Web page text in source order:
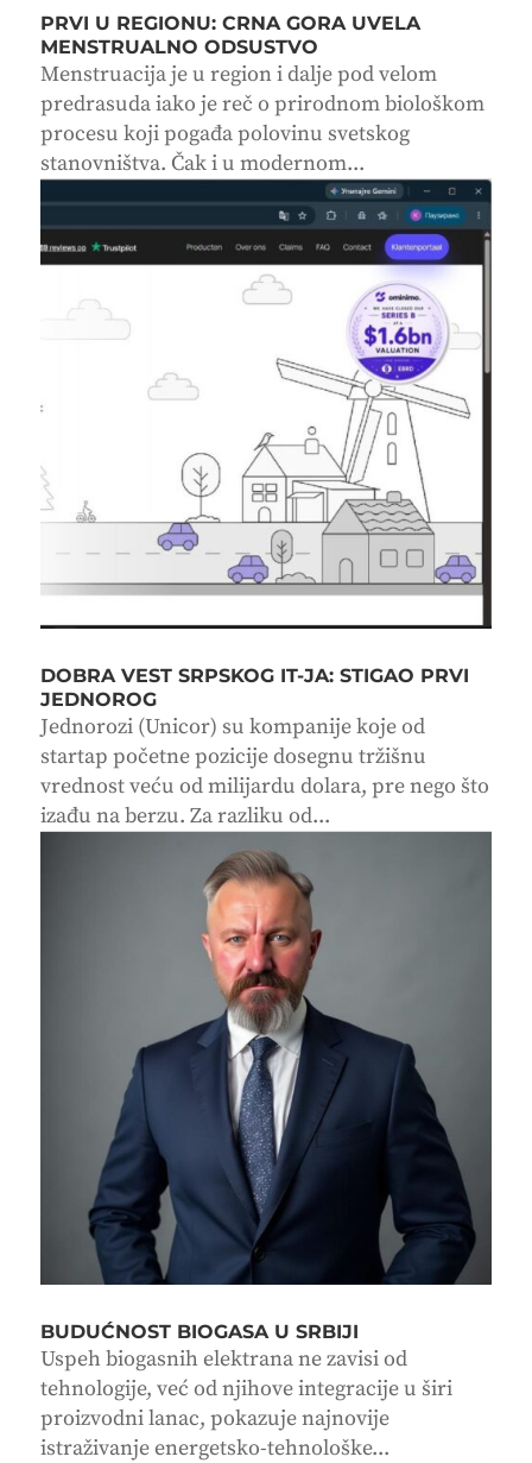
PRVI U REGIONU: CRNA GORA UVELA
MENSTRUALNO ODSUSTVO
Menstruacija je u region i dalje pod velom
predrasuda iako je reč o prirodnom biološkom
procesu koji pogađa polovinu svetskog
stanovništva. Čak i u modernom...
DOBRA VEST SRPSKOG IT-JA: STIGAO PRVI
JEDNOROG
Jednorozi (Unicor) su kompanije koje od
startap početne pozicije dosegnu tržišnu
vrednost veću od milijardu dolara, pre nego što
izađu na berzu. Za razliku od...
BUDUĆNOST BIOGASA U SRBIJI
Uspeh biogasnih elektrana ne zavisi od
tehnologije, već od njihove integracije u širi
proizvodni lanac, pokazuje najnovije
istraživanje energetsko-tehnološke...